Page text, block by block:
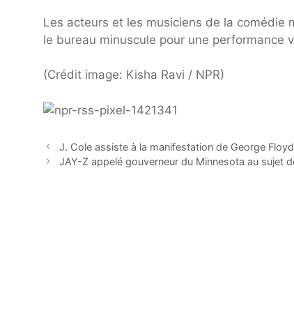
Les acteurs et les musiciens de la comédie
le bureau minuscule pour une performance
(Crédit image: Kisha Ravi / NPR)
J. Cole assiste à la manifestation de George Floyd
JAY-Z appelé gouverneur du Minnesota au sujet